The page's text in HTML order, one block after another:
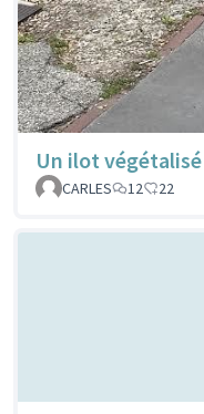
Un ilot végétalisé
CARLES
12 22